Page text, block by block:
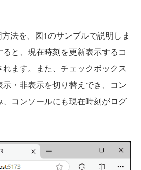
法を、図1のサンプルで説明しま
と、現在時刻を更新表示するコ
ます。また、チェックボックス
・非表示を切り替えでき、コン
コンソールにも現在時刻がログ